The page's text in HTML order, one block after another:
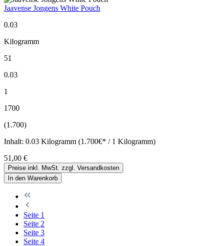
Jaavense Jongens White Pouch
0.03
Kilogramm
51
0.03
1
1700
(1.700)
Inhalt: 0.03 Kilogramm (1.700€* / 1 Kilogramm)
51,00 €
Preise inkl. MwSt. zzgl. Versandkosten
In den Warenkorb
Seite 1
Seite 2
Seite 3
Seite 4